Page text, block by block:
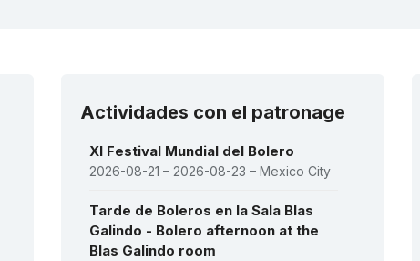
contribución a la salvaguardia del
pueblo totonaca de Veracruz,
El Mariachi, música de cuerdas,
La pirekua, canto tradicional de
los p’urhépechas (RL)
Los parachicos en la fiesta
tradicional de enero de Chiapa de
Actividades con el patronage
XI Festival Mundial del Bolero
2026-08-21 – 2026-08-23 – Mexico City
Tarde de Boleros en la Sala Blas
Galindo - Bolero afternoon at the
Blas Galindo room